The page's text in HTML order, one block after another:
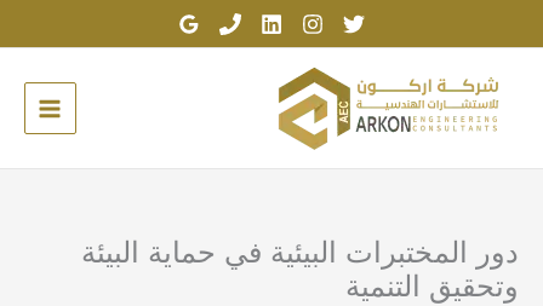
دور المختبرات البيئية في حماية البيئة
وتحقيق التنمية